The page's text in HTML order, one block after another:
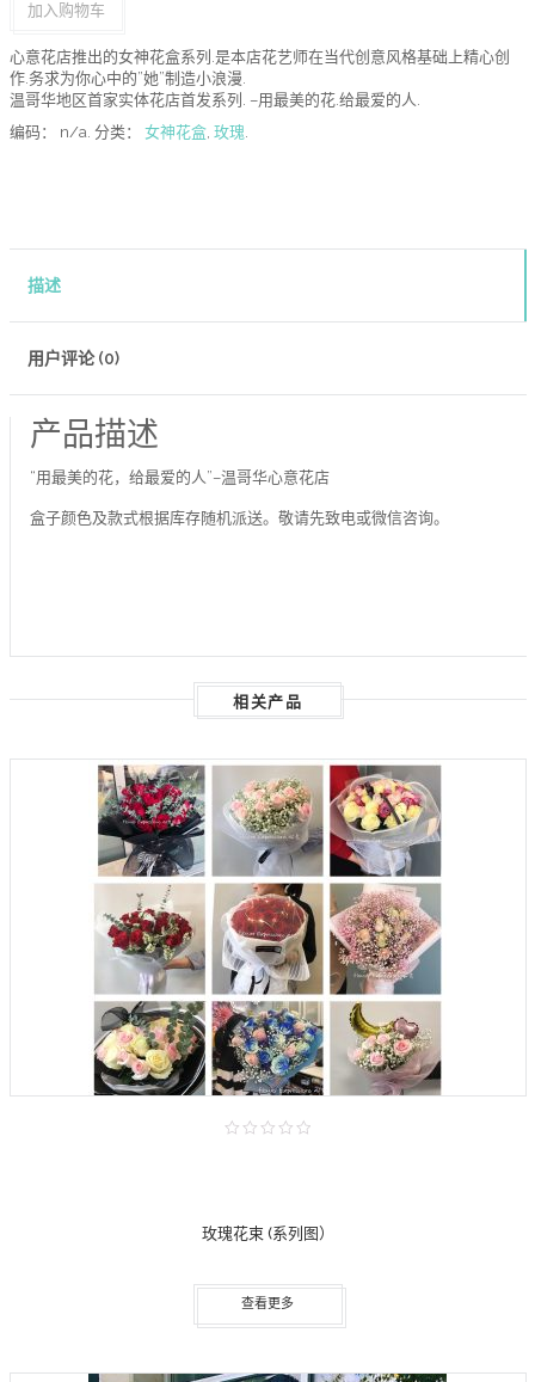
加入购物车
心意花店推出的女神花盒系列.是本店花艺师在当代创意风格基础上精心创
作.务求为你心中的”她”制造小浪漫.
温哥华地区首家实体花店首发系列. –用最美的花.给最爱的人.
编码： n/a. 分类： 女神花盒, 玫瑰.
描述
用户评论 (0)
产品描述
“用最美的花，给最爱的人”–温哥华心意花店
盒子颜色及款式根据库存随机派送。敬请先致电或微信咨询。
相关产品
玫瑰花束 (系列图）
查看更多